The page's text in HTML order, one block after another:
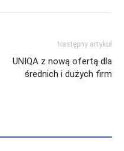
Następny artykuł
UNIQA z nową ofertą dla
średnich i dużych firm